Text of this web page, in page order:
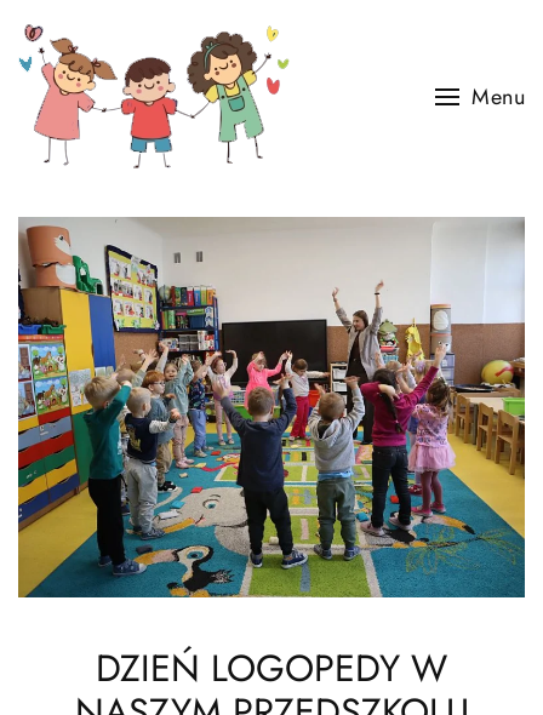
Skip to main content
Menu
DZIEŃ LOGOPEDY W